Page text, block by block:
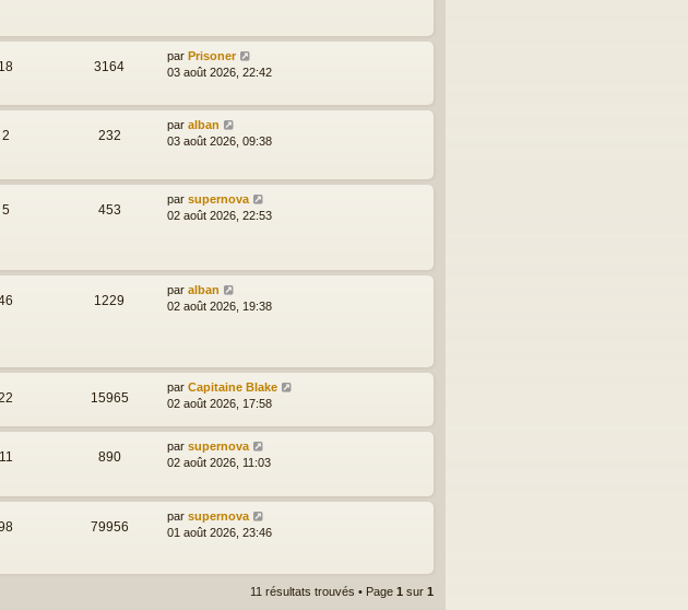
18 3164
par Prisoner
03 août 2026, 22:42
2 232
par alban
03 août 2026, 09:38
5 453
par supernova
02 août 2026, 22:53
1229
par alban
02 août 2026, 19:38
15965
par Capitaine Blake
02 août 2026, 17:58
11 890
par supernova
02 août 2026, 11:03
79956
par supernova
01 août 2026, 23:46
11 résultats trouvés • Page 1 sur 1